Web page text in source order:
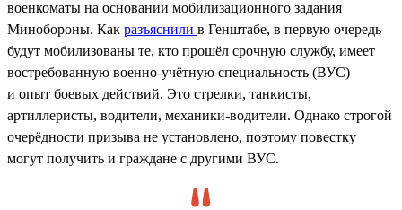
военкоматы на основании мобилизационного задания
Минобороны. Как разъяснили в Генштабе, в первую очередь
будут мобилизованы те, кто прошёл срочную службу, имеет
востребованную военно-учётную специальность (ВУС)
и опыт боевых действий. Это стрелки, танкисты,
артиллеристы, водители, механики-водители. Однако строгой
очерёдности призыва не установлено, поэтому повестку
могут получить и граждане с другими ВУС.